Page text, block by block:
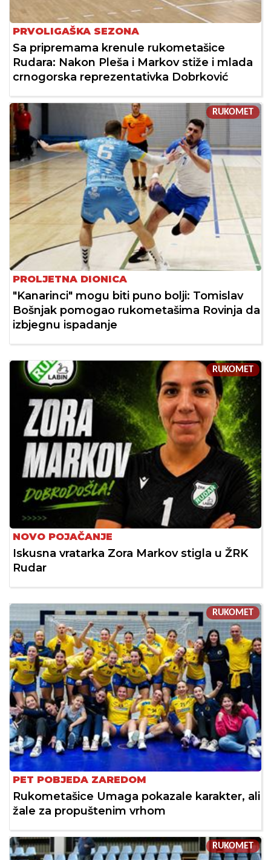
PRVOLIGAŠKA SEZONA
Sa pripremama krenule rukometašice
Rudara: Nakon Pleša i Markov stiže i mlada
crnogorska reprezentativka Dobrković
RUKOMET
PROLJETNA DIONICA
"Kanarinci" mogu biti puno bolji: Tomislav
Bošnjak pomogao rukometašima Rovinja da
izbjegnu ispadanje
RUKOMET
NOVO POJAČANJE
Iskusna vratarka Zora Markov stigla u ŽRK
Rudar
RUKOMET
PET POBJEDA ZAREDOM
Rukometašice Umaga pokazale karakter, ali
žale za propuštenim vrhom
RUKOMET